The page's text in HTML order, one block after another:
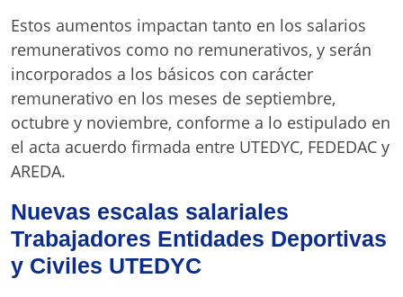
Estos aumentos impactan tanto en los salarios
remunerativos como no remunerativos, y serán
incorporados a los básicos con carácter
remunerativo en los meses de septiembre,
octubre y noviembre, conforme a lo estipulado en
el acta acuerdo firmada entre UTEDYC, FEDEDAC y
AREDA.
Nuevas escalas salariales
Trabajadores Entidades Deportivas
y Civiles UTEDYC